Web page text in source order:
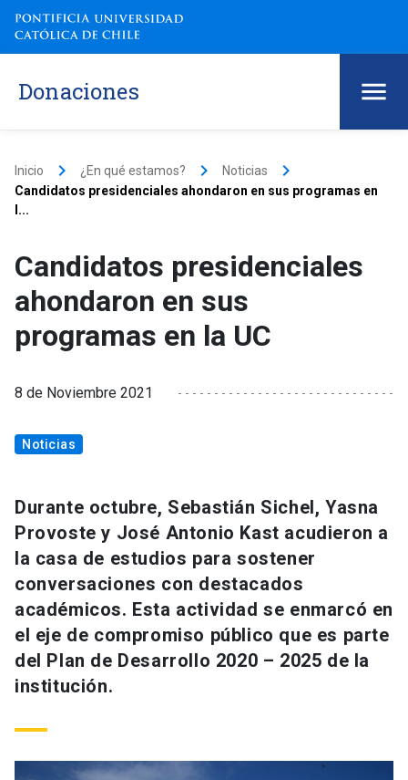
Donaciones
Inicio keyboard_arrow_right ¿En qué estamos? keyboard_arrow_right Noticias keyboard_arrow_right
Candidatos presidenciales ahondaron en sus programas en
l...
Candidatos presidenciales
ahondaron en sus
programas en la UC
8 de Noviembre 2021
Noticias
Durante octubre, Sebastián Sichel, Yasna
Provoste y José Antonio Kast acudieron a
la casa de estudios para sostener
conversaciones con destacados
académicos. Esta actividad se enmarcó en
el eje de compromiso público que es parte
del Plan de Desarrollo 2020 – 2025 de la
institución.